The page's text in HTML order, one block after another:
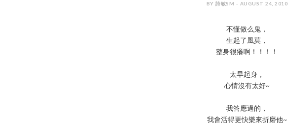
BY 詩敏SM - AUGUST 24, 2010
不懂做么鬼，
生起了風莫，
整身很癢啊！！！！
太早起身，
心情沒有太好~
我答應過的，
我會活得更快樂來折磨他~